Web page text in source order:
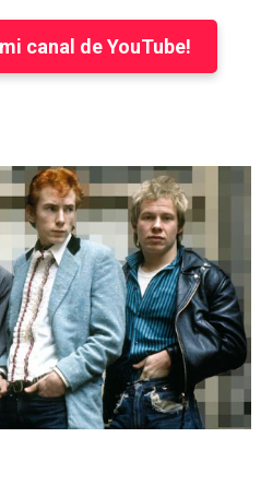
canal de YouTube!